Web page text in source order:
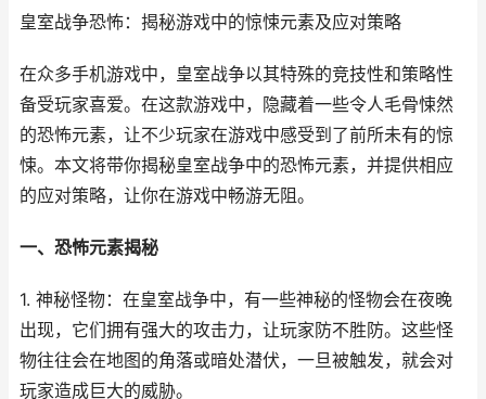
皇室战争恐怖：揭秘游戏中的惊悚元素及应对策略
在众多手机游戏中，皇室战争以其特殊的竞技性和策略性
备受玩家喜爱。在这款游戏中，隐藏着一些令人毛骨悚然
的恐怖元素，让不少玩家在游戏中感受到了前所未有的惊
悚。本文将带你揭秘皇室战争中的恐怖元素，并提供相应
的应对策略，让你在游戏中畅游无阻。
一、恐怖元素揭秘
1. 神秘怪物：在皇室战争中，有一些神秘的怪物会在夜晚
出现，它们拥有强大的攻击力，让玩家防不胜防。这些怪
物往往会在地图的角落或暗处潜伏，一旦被触发，就会对
玩家造成巨大的威胁。